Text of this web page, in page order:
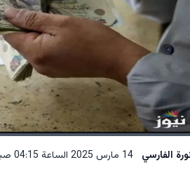
الفارسي 14 مارس 2025 الساعة 04:15 صباحاً